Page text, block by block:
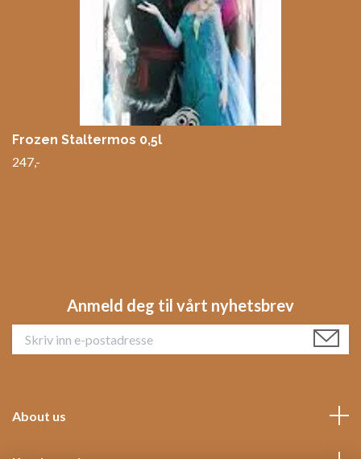
Frozen Staltermos 0,5l
247,-
Anmeld deg til vårt nyhetsbrev
About us